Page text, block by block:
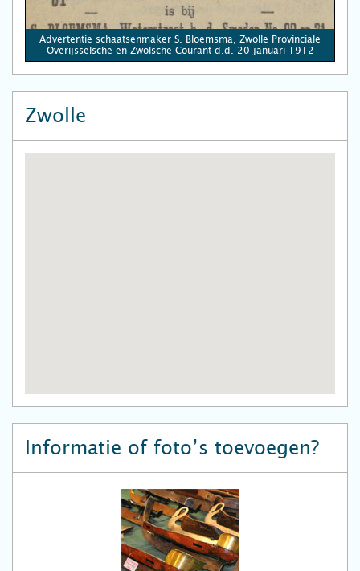
Advertentie schaatsenmaker S. Bloemsma, Zwolle Provinciale
Overijsselsche en Zwolsche Courant d.d. 20 januari 1912
Zwolle
Informatie of foto’s toevoegen?